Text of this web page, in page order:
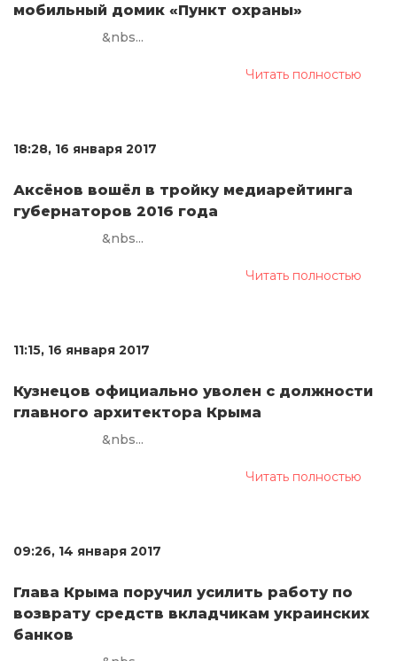
мобильный домик «Пункт охраны»
&nbs...
Читать полностью
18:28, 16 января 2017
Аксёнов вошёл в тройку медиарейтинга
губернаторов 2016 года
&nbs...
Читать полностью
11:15, 16 января 2017
Кузнецов официально уволен с должности
главного архитектора Крыма
&nbs...
Читать полностью
09:26, 14 января 2017
Глава Крыма поручил усилить работу по
возврату средств вкладчикам украинских
банков